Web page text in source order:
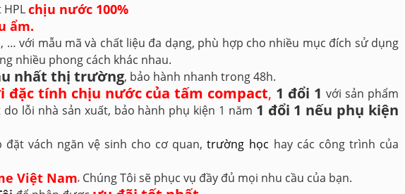
chịu nước 100%
ẩm.
… với mẫu mã và chất liệu đa dạng, phù hợp cho nhiều mục đích sử dụng
nhiều phong cách khác nhau.
nhất thị trường, bảo hành nhanh trong 48h.
đặc tính chịu nước của tấm compact, 1 đổi 1với sản phẩm
lỗi nhà sản xuất, bảo hành phụ kiện 1 năm 1 đổi 1 nếu phụ kiện
vách ngăn vệ sinh cho cơ quan, trường học hay các công trình của
Việt Nam, Chúng Tôi sẽ phục vụ đầy đủ mọi nhu cầu của bạn.